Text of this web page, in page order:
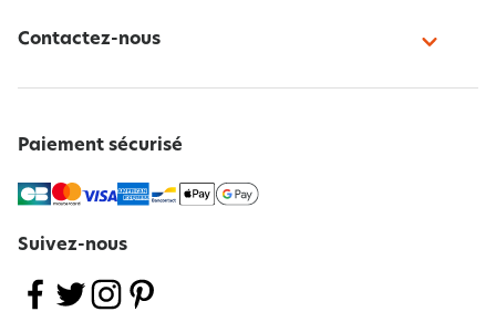
Contactez-nous
Paiement sécurisé
Suivez-nous